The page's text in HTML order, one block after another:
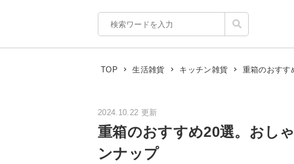
TOP 生活雑貨 キッチン雑貨 重箱のおすす
2024.10.22 更新
重箱のおすすめ20選。おし
ンナップ